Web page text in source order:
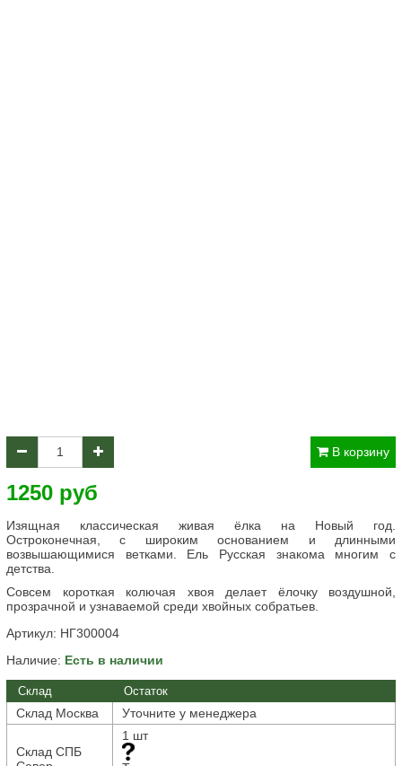
В корзину
1250 руб
Изящная классическая живая ёлка на Новый год.
Остроконечная, с широким основанием и длинными
возвышающимися ветками. Ель Русская знакома многим с
детства.
Совсем короткая колючая хвоя делает ёлочку воздушной,
прозрачной и узнаваемой среди хвойных собратьев.
Артикул: НГ300004
Наличие: Есть в наличии
Склад Остаток
Склад Москва Уточните у менеджера
Склад СПБ
1 шт